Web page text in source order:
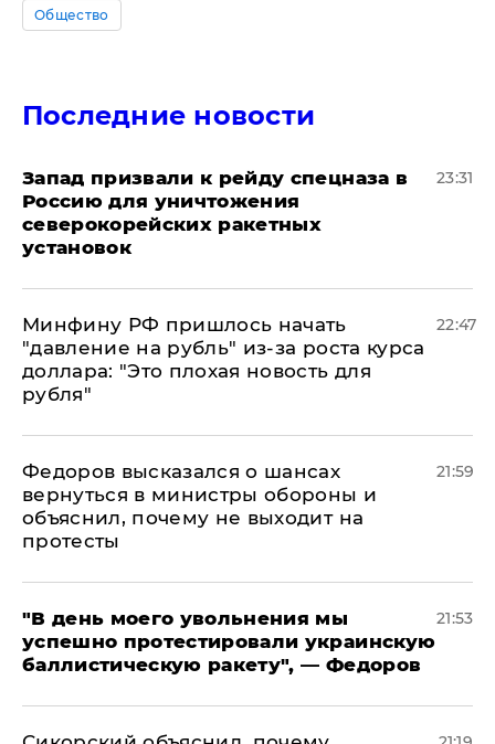
Общество
Последние новости
Запад призвали к рейду спецназа в
Россию для уничтожения
северокорейских ракетных
установок
23:31
Минфину РФ пришлось начать
"давление на рубль" из-за роста курса
доллара: "Это плохая новость для
рубля"
22:47
Федоров высказался о шансах
вернуться в министры обороны и
объяснил, почему не выходит на
протесты
21:59
​"В день моего увольнения мы
успешно протестировали украинскую
баллистическую ракету", — Федоров
21:53